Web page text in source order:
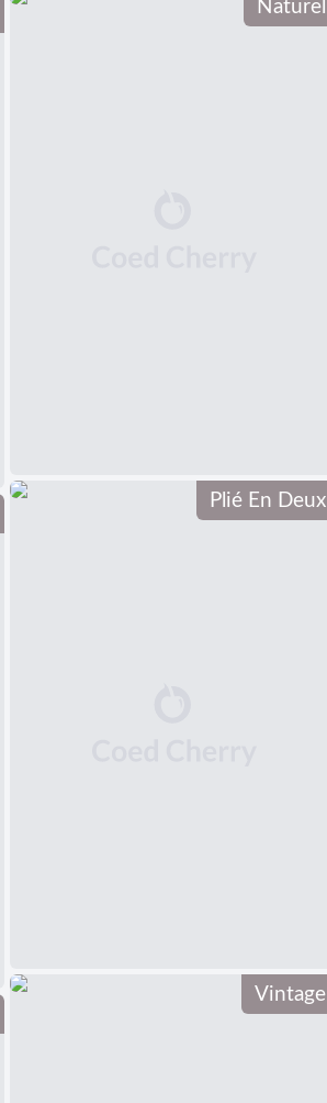
Naturel
Plié En Deux
Vintage